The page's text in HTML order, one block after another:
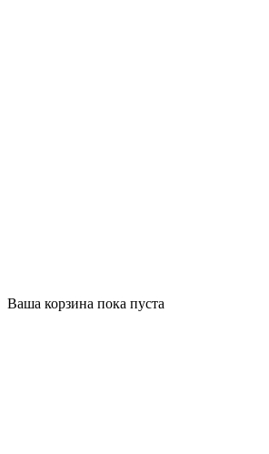
Ваша корзина пока пуста